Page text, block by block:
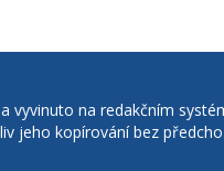
vyvinuto na redakčním
jeho kopírování bez